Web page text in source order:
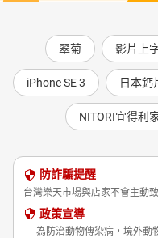
翠菊 影片上
iPhone SE 3 日本鈣
NITORI宜得利
防詐騙提醒
台灣樂天市場與店家不會主動
政策宣導
為防治動物傳染病，境外動